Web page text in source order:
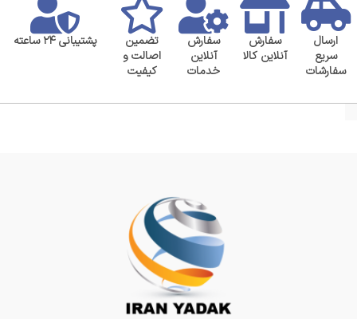
ارسال
سریع
سفارشات
سفارش
آنلاین کالا
سفارش
آنلاین
خدمات
تضمین
اصالت و
کیفیت
پشتیبانی ۲۴ ساعته